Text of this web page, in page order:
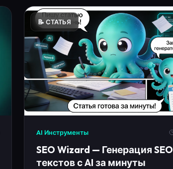
📝 СТАТЬЯ
AI Инструменты
SEO Wizard — Генерация SEO
текстов с AI за минуты